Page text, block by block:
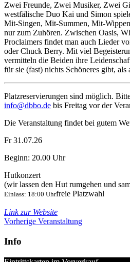
Zwei Freunde, Zwei Musiker, Zwei
westfälische Duo Kai und Simon
Mit-Singen, Mit-Summen, Mit-
nur zum Zuhören. Zwischen Oasis,
Proclaimers findet man auch Lieder
oder Chuck Berry. Mit viel
vermitteln die Beiden ihre
für sie (fast) nichts Schöneres gibt, als
Platzreservierungen sind möglich.
info@dbbo.de bis Freitag vor der
Die Veranstaltung findet bei gutem
Fr 31.07.26
Beginn: 20.00 Uhr
Hutkonzert
(wir lassen den Hut rumgehen und
Einlass: 18:00 Uhrfreie Platzwahl
Link zur Website
Vorherige Veranstaltung
Info